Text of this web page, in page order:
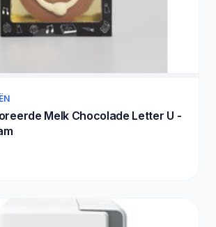
Melk Chocolade Letter U -